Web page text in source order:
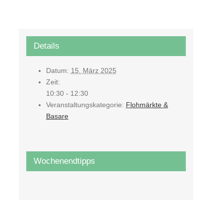
Details
Datum: 15. März 2025
Zeit:
10:30 - 12:30
Veranstaltungskategorie: Flohmärkte &
Basare
Wochenendtipps